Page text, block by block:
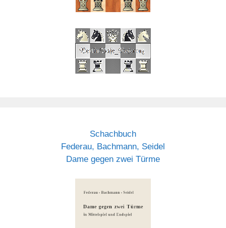
Schachbuch
Federau, Bachmann, Seidel
Dame gegen zwei Türme